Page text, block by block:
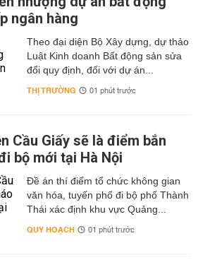
ngân hàng
Theo đại diện Bộ Xây dựng, dự thảo
Luật Kinh doanh Bất động sản sửa
đổi quy định, đối với dự án...
THỊ TRƯỜNG 01 phút trước
Cầu Giấy sẽ là điểm bắn
bộ mới tại Hà Nội
Đề án thí điểm tổ chức không gian
văn hóa, tuyến phố đi bộ phố Thành
Thái xác định khu vực Quảng...
QUY HOẠCH 01 phút trước